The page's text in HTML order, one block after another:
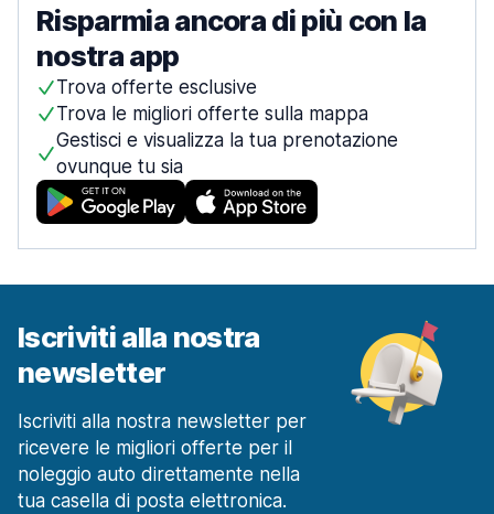
Risparmia ancora di più con la
nostra app
Trova offerte esclusive
Trova le migliori offerte sulla mappa
Gestisci e visualizza la tua prenotazione
ovunque tu sia
Iscriviti alla nostra
newsletter
Iscriviti alla nostra newsletter per
ricevere le migliori offerte per il
noleggio auto direttamente nella
tua casella di posta elettronica.